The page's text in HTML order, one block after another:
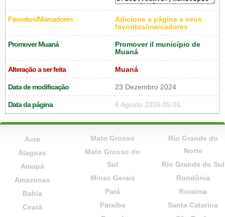
Favoritos/Marcadores
Adicione a página a seus
favoritos/marcadores
Promover Muaná
Promover il município de
Muaná
Alteração a ser feita Muaná
Data de modificação 23 Dezembro 2024
Data da página 6 Agosto 2026 05:01
Acre
Alagoas
Amapá
Amazonas
Bahia
Ceará
Mato Grosso
Mato Grosso do
Sul
Minas Gerais
Pará
Paraíba
Rio Grande do
Norte
Rio Grande do Sul
Rondônia
Roraima
Santa Catarina